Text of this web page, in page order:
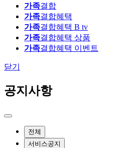
가족결합
가족결합혜택
가족결합혜택 B tv
가족결합혜택 상품
가족결합혜택 이벤트
닫기
공지사항
전체
서비스공지